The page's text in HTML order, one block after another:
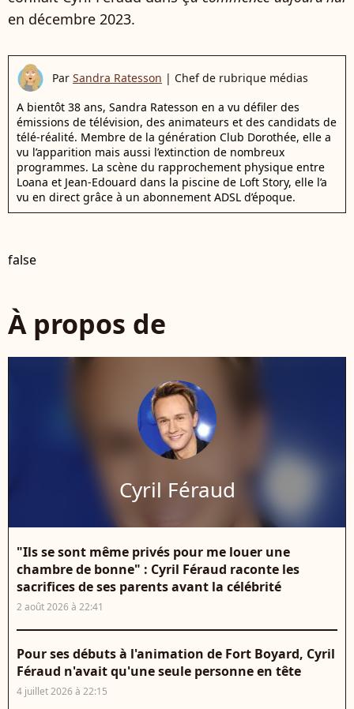
en décembre 2023.
Par Sandra Ratesson | Chef de rubrique médias
A bientôt 38 ans, Sandra Ratesson en a vu défiler des
émissions de télévision, des animateurs et des candidats de
télé-réalité. Membre de la génération Club Dorothée, elle a
vu l’apparition mais aussi l’extinction de nombreux
programmes. La scène du rapprochement physique entre
Loana et Jean-Edouard dans la piscine de Loft Story, elle l’a
vu en direct grâce à un abonnement ADSL d’époque.
false
À propos de
Cyril Féraud
"Ils se sont même privés pour me louer une
chambre de bonne" : Cyril Féraud raconte les
sacrifices de ses parents avant la célébrité
2 août 2026 à 22:41
Pour ses débuts à l'animation de Fort Boyard, Cyril
Féraud n'avait qu'une seule personne en tête
4 juillet 2026 à 22:15